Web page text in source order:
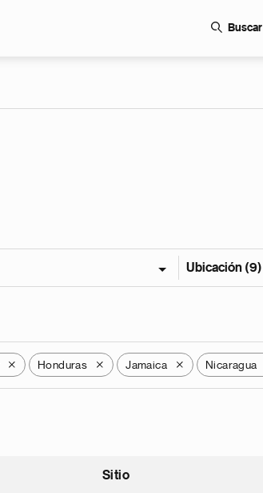
Buscar
Ubicación (9)
X Honduras X Jamaica X Nicaragua
Sitio